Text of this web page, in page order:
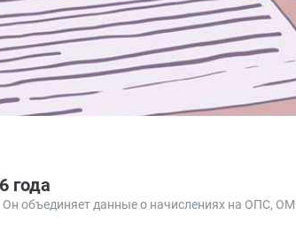
года
объединяет данные о начислениях на ОПС,